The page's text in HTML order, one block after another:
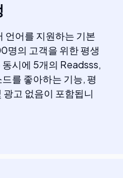
언어를 지원하는 기본
명의 고객을 위한 평생
시에 5개의 Readsss,
를 좋아하는 기능, 평
광고 없음이 포함됩니